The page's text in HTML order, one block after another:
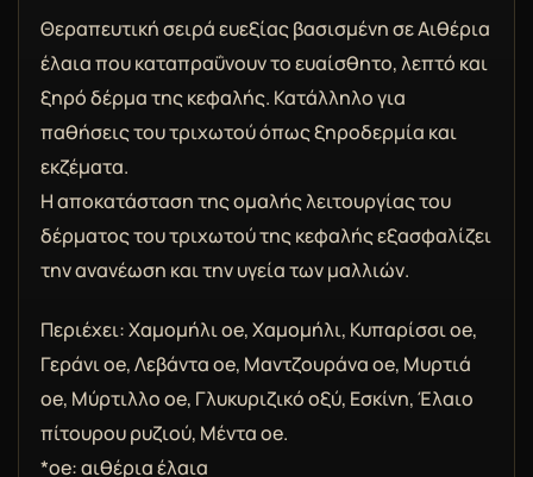
Θεραπευτική σειρά ευεξίας βασισμένη σε Αιθέρια
έλαια που καταπραΰνουν το ευαίσθητο, λεπτό και
ξηρό δέρμα της κεφαλής. Κατάλληλο για
παθήσεις του τριχωτού όπως ξηροδερμία και
εκζέματα.
Η αποκατάσταση της ομαλής λειτουργίας του
δέρματος του τριχωτού της κεφαλής εξασφαλίζει
την ανανέωση και την υγεία των μαλλιών.
Περιέχει: Χαμομήλι oe, Χαμομήλι, Κυπαρίσσι oe,
Γεράνι oe, Λεβάντα oe, Μαντζουράνα oe, Μυρτιά
oe, Μύρτιλλο oe, Γλυκυριζικό οξύ, Εσκίνη, Έλαιο
πίτουρου ρυζιού, Μέντα oe.
*oe: αιθέρια έλαια